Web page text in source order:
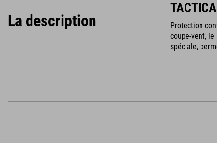
La description
Protection
coupe-vent,
spéciale,